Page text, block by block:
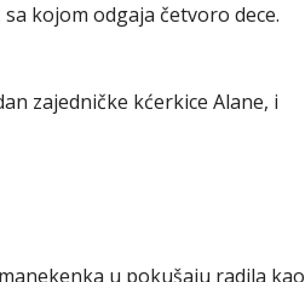
kojom odgaja četvoro dece.
zajedničke kćerkice Alane, i
u pokušaju radila kao